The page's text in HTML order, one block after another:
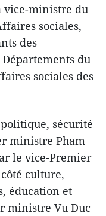
vice-ministre du
sociales,
des
du
sociales des
sécurité
ministre Pham
le vice-Premier
culture,
éducation et
ministre Vu Duc